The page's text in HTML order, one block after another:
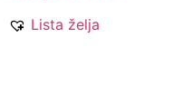
Lista želja